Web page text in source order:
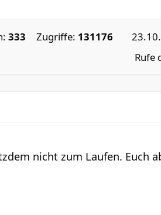
333 Zugriffe: 131176
Rufe
nicht zum Laufen. Euch